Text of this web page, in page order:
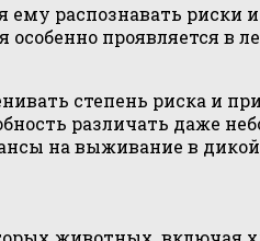
распознавать риски
проявляется в
степень риска и
различать даже
на выживание в дикой